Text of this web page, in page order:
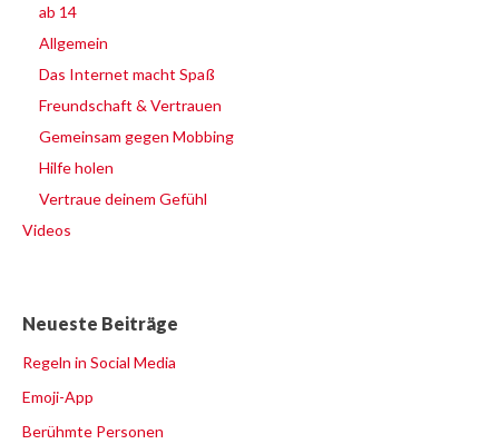
ab 14
Allgemein
Das Internet macht Spaß
Freundschaft & Vertrauen
Gemeinsam gegen Mobbing
Hilfe holen
Vertraue deinem Gefühl
Videos
Neueste Beiträge
Regeln in Social Media
Emoji-App
Berühmte Personen